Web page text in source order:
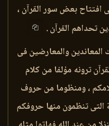
افتتاح بعض سور القرآن ،
تحداهم القرآن .
المعاندين والمعارضين فى
ترونه مؤلفا من كلام
، ومنظوما من حروف
تنظمون منها حروفكم